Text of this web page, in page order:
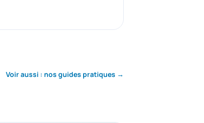
Voir aussi : nos guides pratiques →